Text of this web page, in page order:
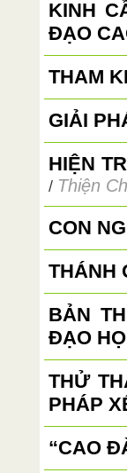
KINH
ĐẠO
THAM
GIẢI
HIỆN
/ Thiện
CON
THÁNH
BẢN
ĐẠO
THỬ
PHÁP
“CAO